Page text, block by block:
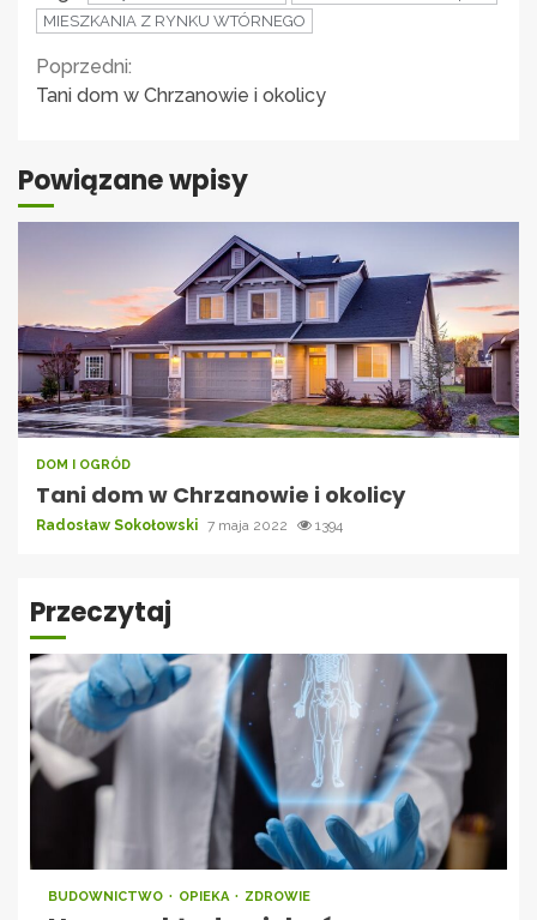
MIESZKANIA Z RYNKU WTÓRNEGO
Continue
Poprzedni:
Tani dom w Chrzanowie i okolicy
Powiązane wpisy
DOM I OGRÓD
Tani dom w Chrzanowie i okolicy
Radosław Sokołowski 7 maja 2022 1394
Przeczytaj
BUDOWNICTWO OPIEKA ZDROWIE